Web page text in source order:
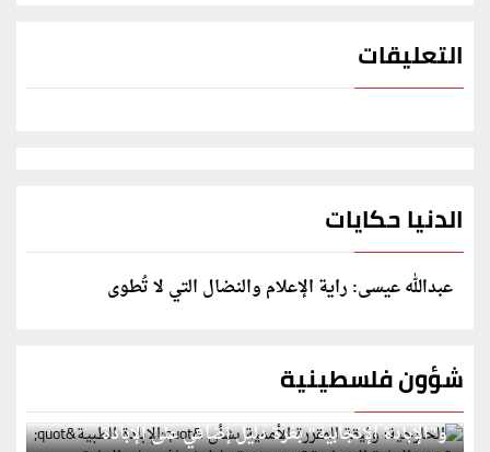
التعليقات
الدنيا حكايات
عبدالله عيسى: راية الإعلام والنضال التي لا تُطوى
شؤون فلسطينية
الخارجية: وثيقة المقررة الأممية بشأن "الإبادة الطبية"
و"الإبادة الإنجابية" بغزة دليل إضافي على الإبادة